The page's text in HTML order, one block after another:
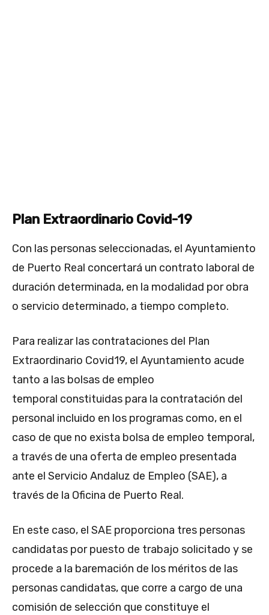
Plan Extraordinario Covid-19
Con las personas seleccionadas, el Ayuntamiento
de Puerto Real concertará un contrato laboral de
duración determinada, en la modalidad por obra
o servicio determinado, a tiempo completo.
Para realizar las contrataciones del Plan
Extraordinario Covid19, el Ayuntamiento acude
tanto a las bolsas de empleo
temporal constituidas para la contratación del
personal incluido en los programas como, en el
caso de que no exista bolsa de empleo temporal,
a través de una oferta de empleo presentada
ante el Servicio Andaluz de Empleo (SAE), a
través de la Oficina de Puerto Real.
En este caso, el SAE proporciona tres personas
candidatas por puesto de trabajo solicitado y se
procede a la baremación de los méritos de las
personas candidatas, que corre a cargo de una
comisión de selección que constituye el